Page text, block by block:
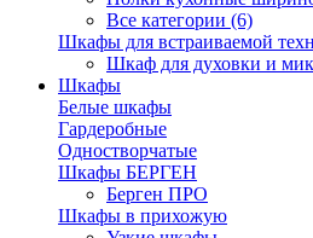
Все категории (6)
Шкафы для встраиваемой
Шкаф для духовки и
Шкафы
Белые шкафы
Гардеробные
Одностворчатые
Шкафы БЕРГЕН
Берген ПРО
Шкафы в прихожую